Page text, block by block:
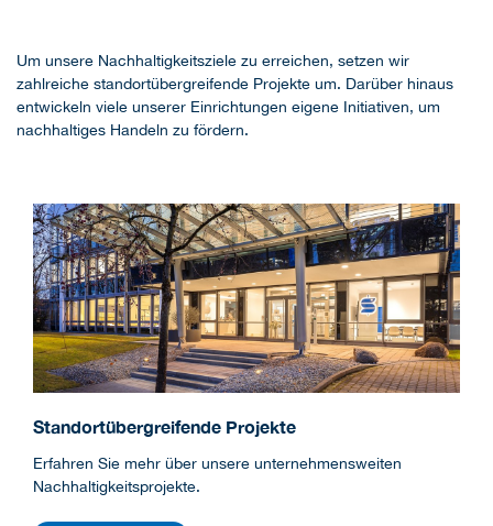
Um unsere Nachhaltigkeitsziele zu erreichen, setzen wir
zahlreiche standortübergreifende Projekte um. Darüber hinaus
entwickeln viele unserer Einrichtungen eigene Initiativen, um
nachhaltiges Handeln zu fördern.
Standortübergreifende Projekte
Erfahren Sie mehr über unsere unternehmensweiten
Nachhaltigkeitsprojekte.